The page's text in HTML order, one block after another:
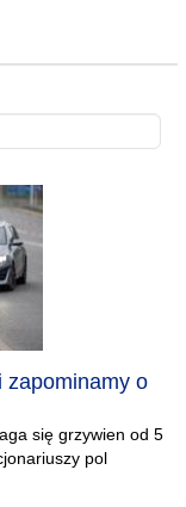
zapominamy o
się grzywien od 5
pol